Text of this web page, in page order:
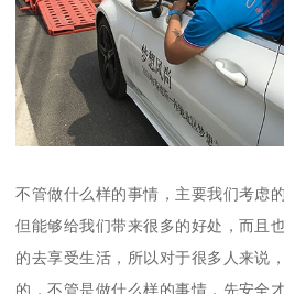
不管做什么样的事情，主要我们考虑
但能够给我们带来很多的好处，而且
的去享受生活，所以对于很多人来说
的，不管是做什么样的事情，先安全